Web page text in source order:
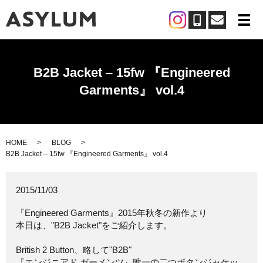
メ
B2B Jacket – 15fw 『Engineered
Garments』 vol.4
HOME
BLOG
B2B Jacket – 15fw 『Engineered Garments』 vol.4
2015/11/03
『Engineered Garments』2015年秋冬の新作より
本日は、"B2B Jacket"をご紹介します。
British 2 Button、略して"B2B"